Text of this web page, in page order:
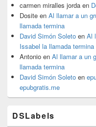
carmen miralles jorda en
Dosite en Al llamar a un
llamada termina
David Simón Soleto en Al
Issabel la llamada termina
Antonio en Al llamar a un
llamada termina
David Simón Soleto en
epubgratis.me
DSLabels